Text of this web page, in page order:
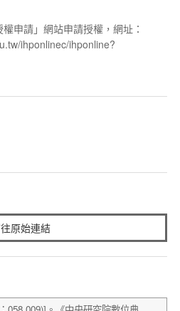
申請」網站申請授權，網址：
ihponlinec/ihponline?
原始連結